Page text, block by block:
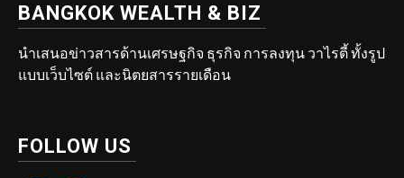
BANGKOK WEALTH & BIZ
นำเสนอข่าวสารด้านเศรษฐกิจ ธุรกิจ การลงทุน วาไรตี้ ทั้งรูป
แบบเว็บไซต์ และนิตยสารรายเดือน
FOLLOW US